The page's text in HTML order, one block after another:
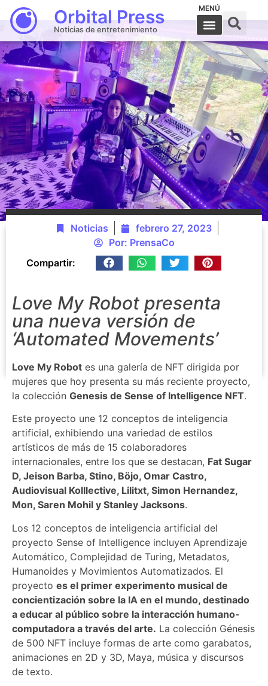
Orbital Press
Noticias de entretenimiento
MENÚ
Noticias
febrero 27, 2023
Por: PrensaCo
Compartir:
Love My Robot presenta
una nueva versión de
‘Automated Movements’
Love My Robot es una galería de NFT dirigida por
mujeres que hoy presenta su más reciente proyecto,
la colección Genesis de Sense of Intelligence NFT.
Este proyecto une 12 conceptos de inteligencia
artificial, exhibiendo una variedad de estilos
artísticos de más de 15 colaboradores
internacionales, entre los que se destacan, Fat Sugar
D, Jeison Barba, Stino, Böjo, Omar Castro,
Audiovisual Kolllective, Lilitxt, Simon Hernandez,
Mon, Saren Mohil y Stanley Jacksons.
Los 12 conceptos de inteligencia artificial del
proyecto Sense of Intelligence incluyen Aprendizaje
Automático, Complejidad de Turing, Metadatos,
Humanoides y Movimientos Automatizados. El
proyecto es el primer experimento musical de
concientización sobre la IA en el mundo, destinado
a educar al público sobre la interacción humano-
computadora a través del arte. La colección Génesis
de 500 NFT incluye formas de arte como garabatos,
animaciones en 2D y 3D, Maya, música y discursos
de texto.